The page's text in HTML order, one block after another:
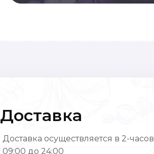
Доставка
Доставка осуществляется в 2-
09:00 до 24:00